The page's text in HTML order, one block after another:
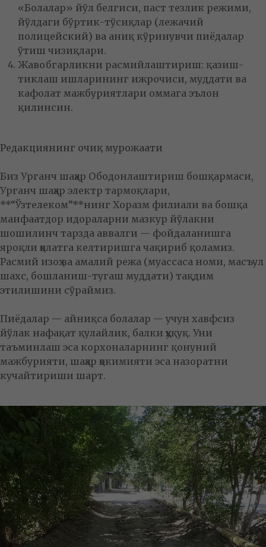
«Болалар» йўл белгиси, паст тезлик режими,
йўлдаги бўртик-тўсиқлар (лежачий
полицейский) ва аниқ кўринувчи пиёдалар
ўтиш чизиқлари.
Жавобгарликни расмийлаштириш: қазиш-
тиклаш ишларининг ижрочиси, муддати ва
кафолат мажбуриятлари оммага эълон
қилинсин.
Редакциянинг очиқ мурожаати
Биз Урганч шаҳар Ободонлаштириш бошқармаси,
Урганч шаҳар электр тармоқлари,
**“Ўзтелеком”**нинг Хоразм филиали ва бошқа
манфаатдор идораларни мазкур йўлакни
шошилинч тарзда аввалги — фойдаланишга
яроқли ҳолатга келтиришга чақириб қоламиз.
Расмий изоҳ ва амалий режа (муассаса номи, масъул
шахс, бошланиш-тугаш муддати) тақдим
этилишини сўраймиз.
Пиёдалар — айниқса болалар — учун хавфсиз
йўлак нафақат қулайлик, балки ҳуқуқ. Уни
таъминлаш эса корхоналарнинг қонуний
мажбурияти, шаҳар ҳокимияти эса назоратни
кучайтириши шарт.